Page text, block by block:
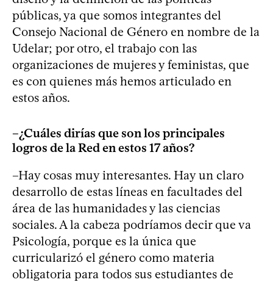
públicas, ya que somos integrantes del
Consejo Nacional de Género en nombre de la
Udelar; por otro, el trabajo con las
organizaciones de mujeres y feministas, que
es con quienes más hemos articulado en
estos años.
–¿Cuáles dirías que son los principales
logros de la Red en estos 17 años?
–Hay cosas muy interesantes. Hay un claro
desarrollo de estas líneas en facultades del
área de las humanidades y las ciencias
sociales. A la cabeza podríamos decir que va
Psicología, porque es la única que
curricularizó el género como materia
obligatoria para todos sus estudiantes de